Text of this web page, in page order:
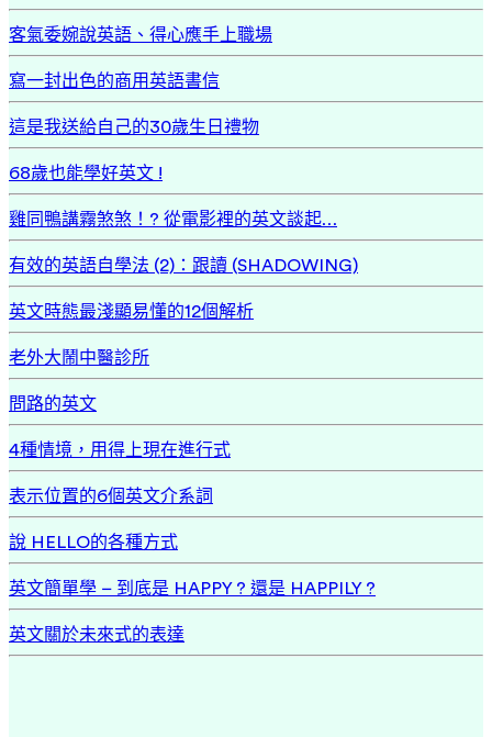
客氣委婉說英語、得心應手上職場
寫一封出色的商用英語書信
這是我送給自己的30歲生日禮物
68歲也能學好英文 !
雞同鴨講霧煞煞！? 從電影裡的英文談起…
有效的英語自學法 (2)：跟讀 (SHADOWING)
英文時態最淺顯易懂的12個解析
老外大鬧中醫診所
問路的英文
4種情境，用得上現在進行式
表示位置的6個英文介系詞
說 HELLO的各種方式
英文簡單學 – 到底是 HAPPY ? 還是 HAPPILY ?
英文關於未來式的表達